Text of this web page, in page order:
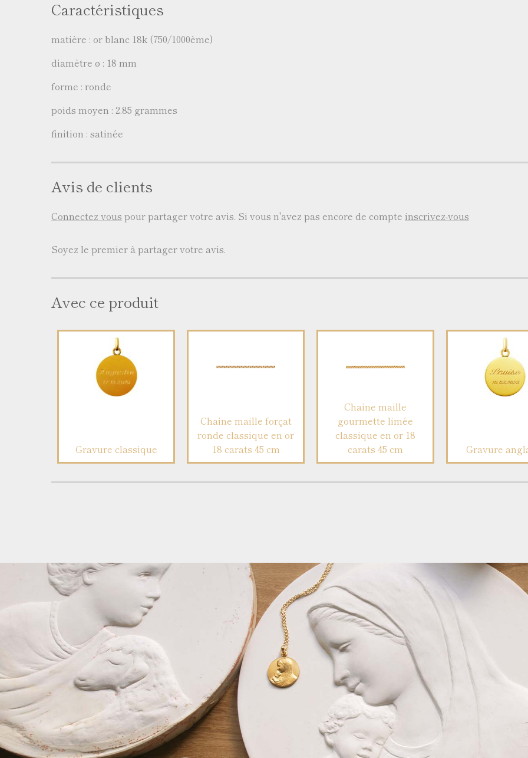
Caractéristiques
matière : or blanc 18k (750/1000ème)
diamètre ø : 18 mm
forme : ronde
poids moyen : 2.85 grammes
finition : satinée
Avis de clients
Connectez vous pour partager votre avis. Si vous n'avez pas encore de compte inscrivez-vous
Soyez le premier à partager votre avis.
Avec ce produit
Gravure classique
Chaine maille forçat
ronde classique en or
18 carats 45 cm
Chaine maille
gourmette limée
classique en or 18
carats 45 cm
Gravure